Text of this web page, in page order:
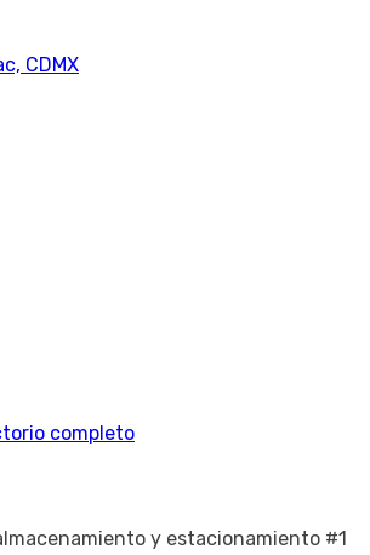
CDMX
completo
y estacionamiento #1